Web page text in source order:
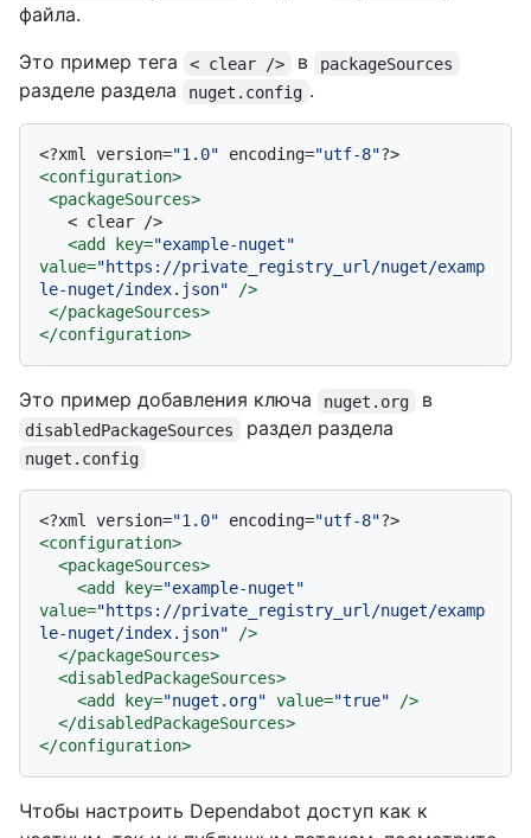
файла.
Это пример тега
< clear /> в packageSources
разделе раздела nuget.config .
<?xml version="1.0" encoding="utf-8"?>
<configuration>
<packageSources>
<add key="example-nuget"
value="https://private_registry_url/nuget/examp
le-nuget/index.json" />
</packageSources>
</configuration>
Это пример добавления ключа nuget.org в
disabledPackageSources раздел раздела
nuget.config
<?xml version="1.0" encoding="utf-8"?>
<configuration>
<packageSources>
<add key="example-nuget"
value="https://private_registry_url/nuget/examp
le-nuget/index.json" />
</packageSources>
<disabledPackageSources>
<add key="nuget.org" value="true" />
</disabledPackageSources>
</configuration>
Чтобы настроить Dependabot доступ как к